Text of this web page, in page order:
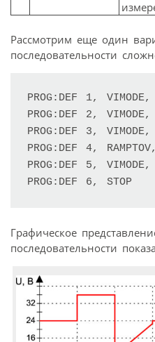
Рассмотрим еще один
последовательности
PROG:DEF 1,
PROG:DEF 2,
PROG:DEF 3,
PROG:DEF 4,
PROG:DEF 5,
PROG:DEF 6, STOP
Графическое
последовательности